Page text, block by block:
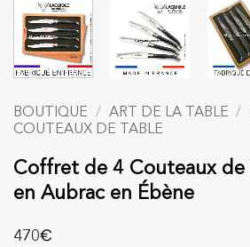
BOUTIQUE / ART DE LA TABLE /
COUTEAUX DE TABLE
Coffret de 4 Couteaux de
en Aubrac en Ébène
470€